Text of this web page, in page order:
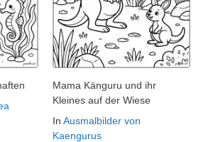
Mama Känguru und ihr
Kleines auf der Wiese
In Ausmalbilder von
Kaengurus